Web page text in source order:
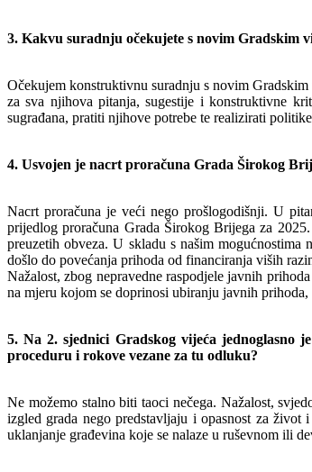
3. Kakvu suradnju očekujete s novim Gradskim
Očekujem konstruktivnu suradnju s novim
za sva njihova pitanja, sugestije i konstruktivne
sugrađana, pratiti njihove potrebe te realizirati
4. Usvojen je nacrt proračuna Grada Širokog
Nacrt proračuna je veći nego prošlogodišnji. U
prijedlog proračuna Grada Širokog Brijega za
preuzetih obveza. U skladu s našim
došlo do povećanja prihoda od financiranja viših
Nažalost, zbog nepravedne raspodjele javnih
na mjeru kojom se doprinosi ubiranju javnih
5. Na 2. sjednici Gradskog vijeća jednoglasno
proceduru i rokove vezane za tu odluku?
Ne možemo stalno biti taoci nečega. Nažalost,
izgled grada nego predstavljaju i opasnost za
uklanjanje građevina koje se nalaze u ruševnom ili